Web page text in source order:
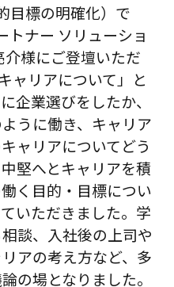
目標の明確化）で
トナー ソリューショ
様にご登壇いただ
ャリアについて」と
企業選びをしたか、
うに働き、キャリア
ャリアについてどう
堅へとキャリアを積
く目的・目標につい
いただきました。学
談、入社後の上司や
アの考え方など、多
の場となりました。